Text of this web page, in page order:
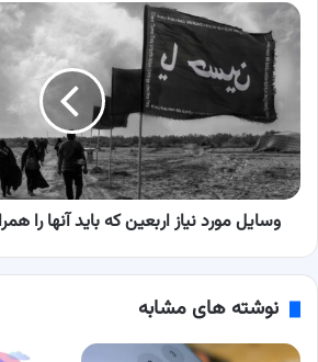
وسایل
مورد
اربعین
باید
آنها
را
همراه
خودوسایل مورد نیاز اربعین که باید آنها را
نوشته های مشابه